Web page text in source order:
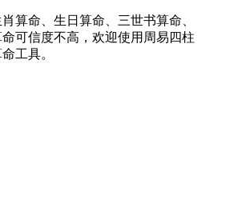
算命、生日算命、三世书算命、
可信度不高，欢迎使用周易四柱
工具。